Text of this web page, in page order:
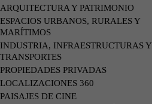
ARQUITECTURA Y PATRIMONIO
ESPACIOS URBANOS, RURALES Y
MARÍTIMOS
INDUSTRIA, INFRAESTRUCTURAS Y
TRANSPORTES
PROPIEDADES PRIVADAS
LOCALIZACIONES 360
PAISAJES DE CINE